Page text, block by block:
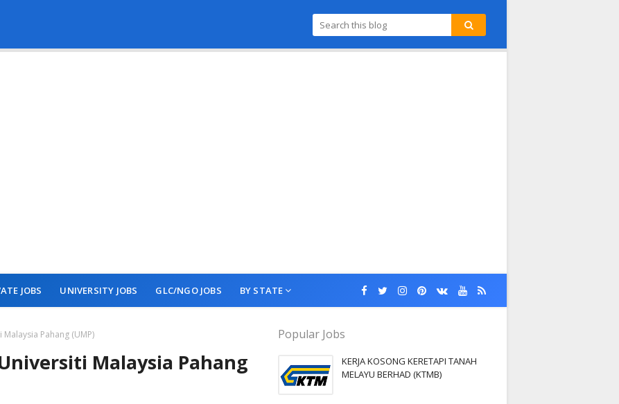
JOBS UNIVERSITY JOBS GLC/NGO JOBS BY STATE
Pahang (UMP)
Malaysia Pahang
Popular Jobs
KERJA KOSONG KERETAPI TANAH
MELAYU BERHAD (KTMB)